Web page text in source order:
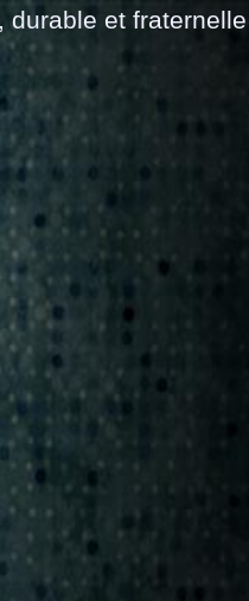
durable et fraternelle